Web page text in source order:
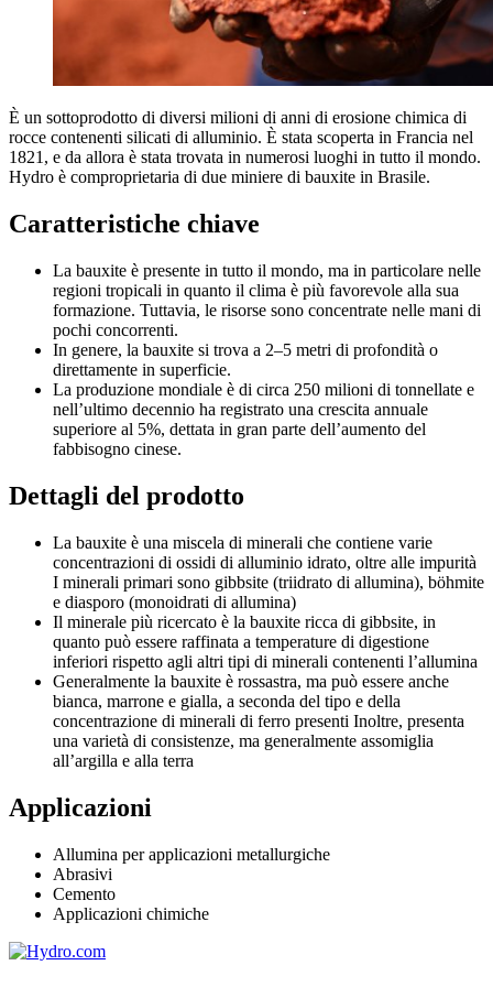
È un sottoprodotto di diversi milioni di anni di erosione chimica di
rocce contenenti silicati di alluminio. È stata scoperta in Francia nel
1821, e da allora è stata trovata in numerosi luoghi in tutto il mondo.
Hydro è comproprietaria di due miniere di bauxite in Brasile.
Caratteristiche chiave
La bauxite è presente in tutto il mondo, ma in particolare nelle
regioni tropicali in quanto il clima è più favorevole alla sua
formazione. Tuttavia, le risorse sono concentrate nelle mani di
pochi concorrenti.
In genere, la bauxite si trova a 2–5 metri di profondità o
direttamente in superficie.
La produzione mondiale è di circa 250 milioni di tonnellate e
nell’ultimo decennio ha registrato una crescita annuale
superiore al 5%, dettata in gran parte dell’aumento del
fabbisogno cinese.
Dettagli del prodotto
La bauxite è una miscela di minerali che contiene varie
concentrazioni di ossidi di alluminio idrato, oltre alle impurità
I minerali primari sono gibbsite (triidrato di allumina), böhmite
e diasporo (monoidrati di allumina)
Il minerale più ricercato è la bauxite ricca di gibbsite, in
quanto può essere raffinata a temperature di digestione
inferiori rispetto agli altri tipi di minerali contenenti l’allumina
Generalmente la bauxite è rossastra, ma può essere anche
bianca, marrone e gialla, a seconda del tipo e della
concentrazione di minerali di ferro presenti Inoltre, presenta
una varietà di consistenze, ma generalmente assomiglia
all’argilla e alla terra
Applicazioni
Allumina per applicazioni metallurgiche
Abrasivi
Cemento
Applicazioni chimiche